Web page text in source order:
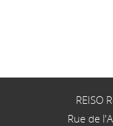
REISO
Rue de